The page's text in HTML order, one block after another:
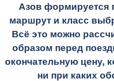
Азов формируется
маршрут и класс
Всё это можно
образом перед
окончательную цену,
ни при каких